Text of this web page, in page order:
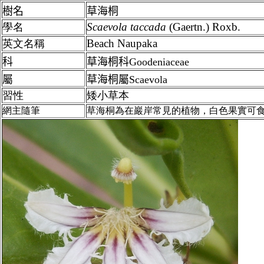
樹名
草海桐
學名
Scaevola taccada (Gaertn.) Roxb.
英文名稱 Beach Naupaka
科 草海桐科Goodeniaceae
屬
草海桐屬Scaevola
習性
矮小草本
網主隨筆 草海桐為在巖岸常見的植物，白色果實可